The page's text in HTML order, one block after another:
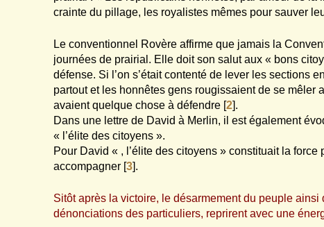
crainte du pillage, les royalistes mêmes pour sauver
Le conventionnel Rovère affirme que jamais la
journées de prairial. Elle doit son salut aux « bons
défense. Si l’on s’était contenté de lever les sections
partout et les honnêtes gens rougissaient de se mêler
avaient quelque chose à défendre [2].
Dans une lettre de David à Merlin, il est également
« l’élite des citoyens ».
Pour David « , l’élite des citoyens » constituait la
accompagner [3].
Sitôt après la victoire, le désarmement du peuple
dénonciations des particuliers, reprirent avec une